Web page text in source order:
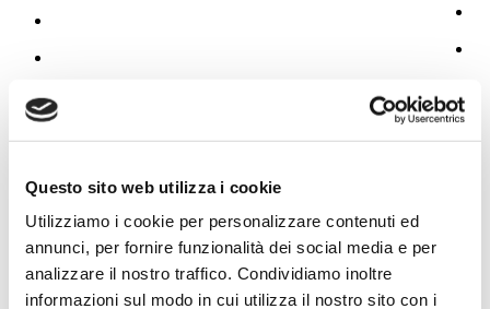
Questo sito web utilizza i cookie
Utilizziamo i cookie per personalizzare contenuti ed
annunci, per fornire funzionalità dei social media e per
analizzare il nostro traffico. Condividiamo inoltre
informazioni sul modo in cui utilizza il nostro sito con i